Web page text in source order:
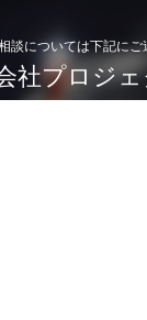
談については下記にご
社プロジ